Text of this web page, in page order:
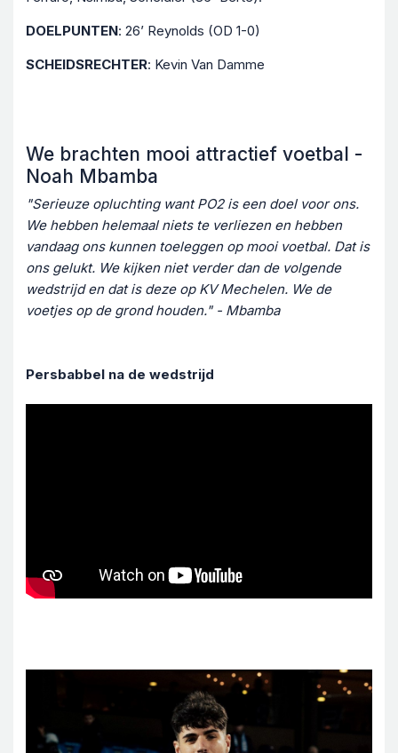
DOELPUNTEN: 26’ Reynolds (OD 1-0)
SCHEIDSRECHTER: Kevin Van Damme
We brachten mooi attractief voetbal -
Noah Mbamba
"Serieuze opluchting want PO2 is een doel voor ons.
We hebben helemaal niets te verliezen en hebben
vandaag ons kunnen toeleggen op mooi voetbal. Dat is
ons gelukt. We kijken niet verder dan de volgende
wedstrijd en dat is deze op KV Mechelen. We de
voetjes op de grond houden." - Mbamba
Persbabbel na de wedstrijd